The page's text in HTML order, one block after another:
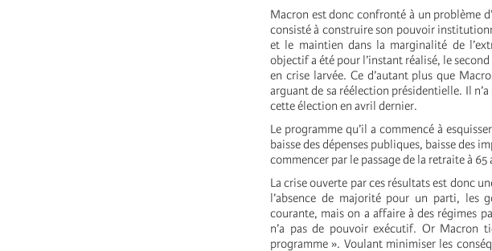
Macron est donc confronté à un problème
consisté à construire son pouvoir
et le maintien dans la marginalité de
objectif a été pour l’instant réalisé, le
en crise larvée. Ce d’autant plus que
arguant de sa réélection présidentielle. Il
cette élection en avril dernier.
Le programme qu’il a commencé à
baisse des dépenses publiques, baisse des
commencer par le passage de la retraite à 65
La crise ouverte par ces résultats est donc
l’absence de majorité pour un parti, les
courante, mais on a affaire à des régimes
n’a pas de pouvoir exécutif. Or Macron
programme ». Voulant minimiser les